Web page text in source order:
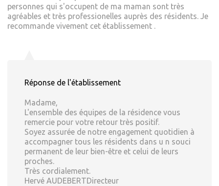
personnes qui s'occupent de ma maman sont très
agréables et très professionelles auprès des résidents. Je
recommande vivement cet établissement .
Réponse de l'établissement
Madame,
L'ensemble des équipes de la résidence vous
remercie pour votre retour très positif.
Soyez assurée de notre engagement quotidien à
accompagner tous les résidents dans u n souci
permanent de leur bien-être et celui de leurs
proches.
Très cordialement.
Hervé AUDEBERTDirecteur